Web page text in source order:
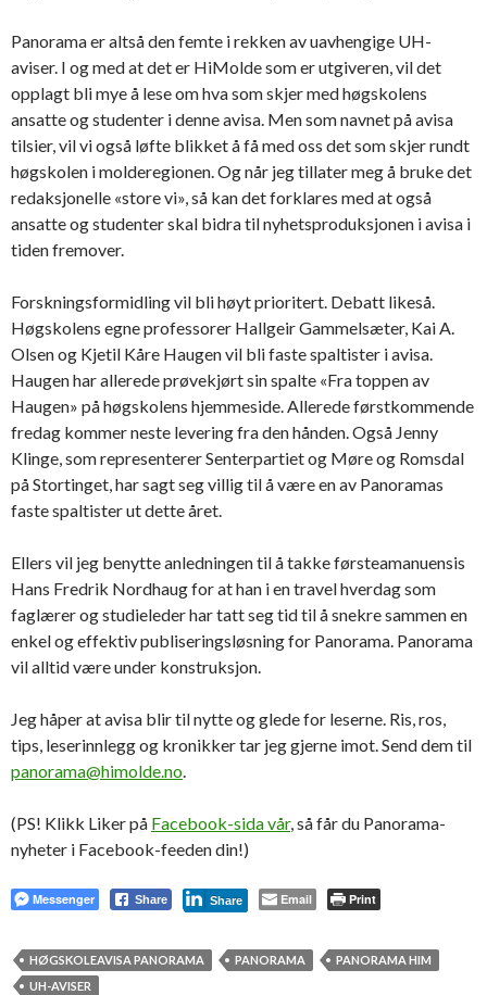
Panorama er altså den femte i rekken av uavhengige UH-
aviser. I og med at det er HiMolde som er utgiveren, vil det
opplagt bli mye å lese om hva som skjer med høgskolens
ansatte og studenter i denne avisa. Men som navnet på avisa
tilsier, vil vi også løfte blikket å få med oss det som skjer rundt
høgskolen i molderegionen. Og når jeg tillater meg å bruke det
redaksjonelle «store vi», så kan det forklares med at også
ansatte og studenter skal bidra til nyhetsproduksjonen i avisa i
tiden fremover.
Forskningsformidling vil bli høyt prioritert. Debatt likeså.
Høgskolens egne professorer Hallgeir Gammelsæter, Kai A.
Olsen og Kjetil Kåre Haugen vil bli faste spaltister i avisa.
Haugen har allerede prøvekjørt sin spalte «Fra toppen av
Haugen» på høgskolens hjemmeside. Allerede førstkommende
fredag kommer neste levering fra den hånden. Også Jenny
Klinge, som representerer Senterpartiet og Møre og Romsdal
på Stortinget, har sagt seg villig til å være en av Panoramas
faste spaltister ut dette året.
Ellers vil jeg benytte anledningen til å takke førsteamanuensis
Hans Fredrik Nordhaug for at han i en travel hverdag som
faglærer og studieleder har tatt seg tid til å snekre sammen en
enkel og effektiv publiseringsløsning for Panorama. Panorama
vil alltid være under konstruksjon.
Jeg håper at avisa blir til nytte og glede for leserne. Ris, ros,
tips, leserinnlegg og kronikker tar jeg gjerne imot. Send dem til
panorama@himolde.no.
(PS! Klikk Liker på Facebook-sida vår, så får du Panorama-
nyheter i Facebook-feeden din!)
Messenger Share Share Email Print
HØGSKOLEAVISA PANORAMA PANORAMA
PANORAMA HIM
UH-AVISER